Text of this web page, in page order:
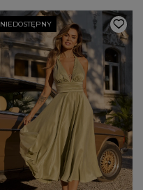
NIEDOSTĘPNY